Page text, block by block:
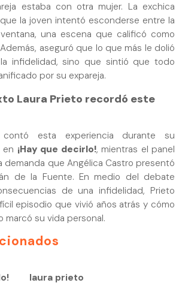
estaba con otra mujer. La exchica
la joven intentó esconderse entre la
una escena que calificó como
aseguró que lo que más le dolió
infidelidad, sino que sintió que todo
por su expareja.
Laura Prieto recordó este
esta experiencia durante su
en ¡Hay que decirlo!, mientras el panel
demanda que Angélica Castro presentó
de la Fuente. En medio del debate
de una infidelidad, Prieto
episodio que vivió años atrás y cómo
marcó su vida personal.
laura prieto